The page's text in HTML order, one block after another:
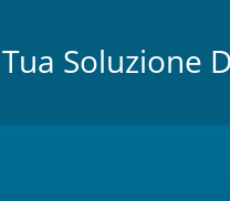
Soluzione